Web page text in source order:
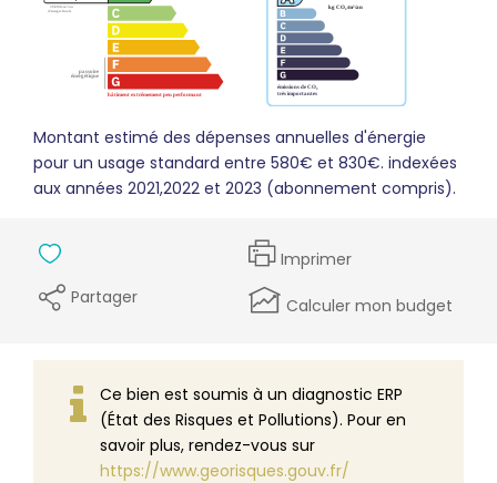
Montant estimé des dépenses annuelles d'énergie
pour un usage standard entre 580€ et 830€. indexées
aux années 2021,2022 et 2023 (abonnement compris).
Imprimer
Partager
Calculer mon budget
Ce bien est soumis à un diagnostic ERP
(État des Risques et Pollutions). Pour en
savoir plus, rendez-vous sur
https://www.georisques.gouv.fr/